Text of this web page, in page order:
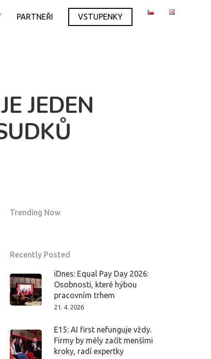
PARTNEŘI VSTUPENKY
JEDEN
Trending Now
Recently Posted
iDnes: Equal Pay Day 2026:
Osobnosti, které hýbou
pracovním trhem
21. 4. 2026
E15: AI first nefunguje vždy.
Firmy by měly začít menšími
kroky, radí expertky